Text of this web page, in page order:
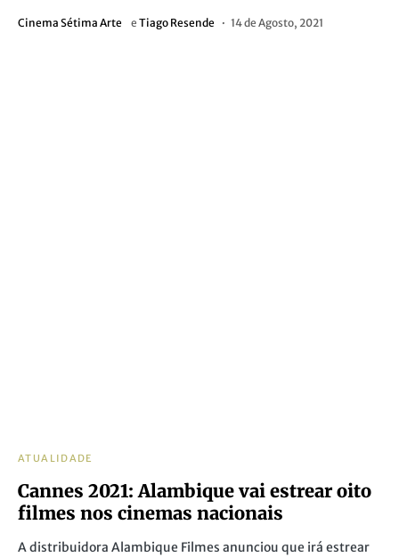
Cinema Sétima Arte e Tiago Resende 14 de Agosto, 2021
ATUALIDADE
Cannes 2021: Alambique vai estrear oito
filmes nos cinemas nacionais
A distribuidora Alambique Filmes anunciou que irá estrear